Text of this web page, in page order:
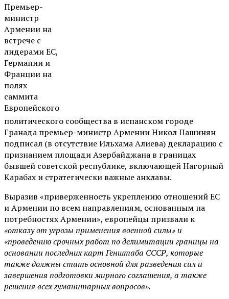
Премьер-
министр
Армении на
встрече с
лидерами ЕС,
Германии и
Франции на
полях
саммита
Европейского
политического сообщества в испанском городе
Гранада премьер-министр Армении Никол Пашинян
подписал (в отсутствие Ильхама Алиева) декларацию с
признанием площади Азербайджана в границах
бывшей советской республике, включающей Нагорный
Карабах и стратегически важные анклавы.
Выразив «приверженность укреплению отношений ЕС
и Армении по всем направлениям, основанным на
потребностях Армении», европейцы призвали к
«отказу от угрозы применения военной силы» и
«проведению срочных работ по делимитации границы на
основании последних карт Генштаба СССР, которые
также должны стать основной для разведения сил и
завершения подготовки мирного соглашения, а также
решения всех гуманитарных вопросов».